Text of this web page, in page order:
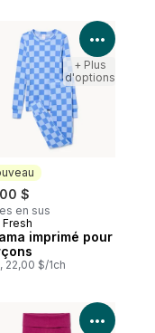
du produit
$
en sus
imprimé pour
22,00 $/1ch
Voir
+ Plus
d'options
du produit Voir